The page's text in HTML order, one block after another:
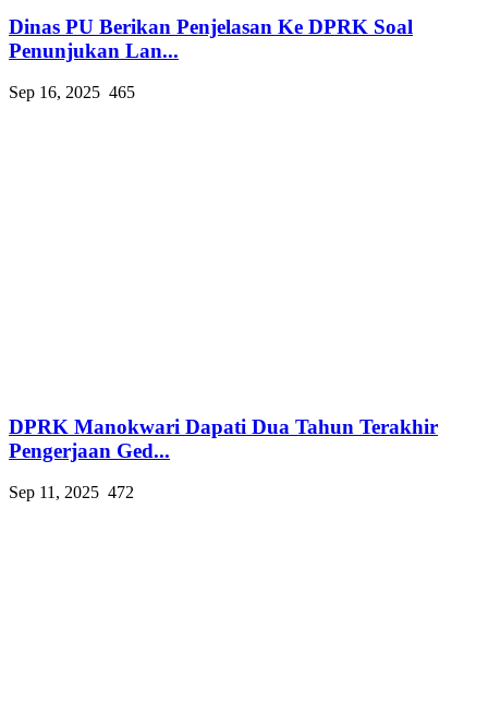
Dinas PU Berikan Penjelasan Ke DPRK Soal
Penunjukan Lan...
Sep 16, 2025 465
DPRK Manokwari Dapati Dua Tahun Terakhir
Pengerjaan Ged...
Sep 11, 2025 472